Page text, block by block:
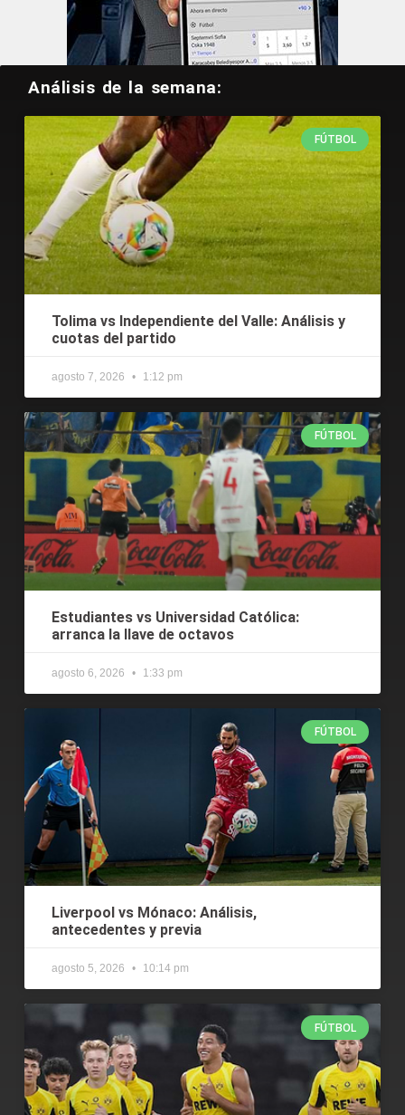
Análisis de la semana:
FÚTBOL
Tolima vs Independiente del Valle: Análisis y
cuotas del partido
agosto 7, 2026 1:12 pm
FÚTBOL
Estudiantes vs Universidad Católica:
arranca la llave de octavos
agosto 6, 2026 1:33 pm
FÚTBOL
Liverpool vs Mónaco: Análisis,
antecedentes y previa
agosto 5, 2026 10:14 pm
FÚTBOL